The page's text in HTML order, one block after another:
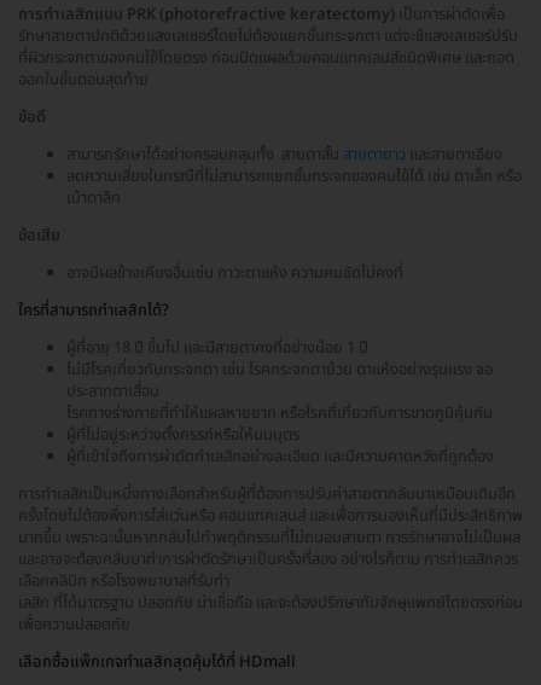
การทำเลสิกแบบ PRK (photorefractive keratectomy) เป็นการผ่าตัดเพื่อ
รักษาสายตาปกติด้วยแสงเลเซอร์โดยไม่ต้องแยกชั้นกระจกตา แต่จะช้แสงเลเซอร์ปรับ
ที่ผิวกระจกตาของคนไข้โดยตรง ก่อนปิดแผลด้วยคอนแทคเลนส์ชนิดพิเศษ และถอด
ออกในขั้นตอนสุดท้าย
ข้อดี
สามารถรักษาได้อย่างครอบคลุมทั้ง สายตาสั้น สายตายาว และสายตาเอียง
ลดความเสี่ยงในกรณีที่ไม่สามารถแยกชั้นกระจกของคนไข้ได้ เช่น ตาเล็ก หรือ
เบ้าตาลึก
ข้อเสีย
อาจมีผลข้างเคียงอื่นเช่น ภาวะตาแห้ง ความคมชัดไม่คงที่
ใครที่สามารถทำเลสิกได้?
ผู้ที่อายุ 18 ปี ขึ้นไป และมีสายตาคงที่อย่างน้อย 1 ปี
ไม่มีโรคเกี่ยวกับกระจกตา เช่น โรคกระจกตาย้วย ตาแห้งอย่างรุนแรง จอ
ประสาทตาเสื่อม
โรคทางร่างกายที่ทำให้แผลหายยาก หรือโรคที่เกี่ยวกับการขาดภูมิคุ้มกัน
ผู้ที่ไม่อยู่ระหว่างตั้งครรภ์หรือให้นมบุตร
ผู้ที่เข้าใจถึงการผ่าตัดทำเลสิกอย่างละเอียด และมีความคาดหวังที่ถูกต้อง
การทำเลสิกเป็นหนึ่งทางเลือกสำหรับผู้ที่ต้องการปรับค่าสายตากลับมาเหมือนเดิมอีก
ครั้งโดยไม่ต้องพึ่งการใส่แว่นหรือ คอนแทคเลนส์ และเพื่อการมองเห็นที่มีประสิทธิภาพ
มากขึ้น เพราะฉะนั้นหากกลับไปทำพฤติกรรมที่ไม่ถนอมสายตา การรักษาอาจไม่เป็นผล
และอาจจะต้องกลับมาทำการผ่าตัดรักษาเป็นครั้งที่สอง อย่างไรก็ตาม การทำเลสิกควร
เลือกคลินิก หรือโรงพยาบาลที่รับทำ
เลสิก ที่ได้มาตรฐาน ปลอดภัย น่าเชื่อถือ และจะต้องปรึกษากับจักษุแพทย์โดยตรงก่อน
เพื่อความปลอดภัย
เลือกซื้อแพ็กเกจทำเลสิกสุดคุ้มได้ที่ HDmall